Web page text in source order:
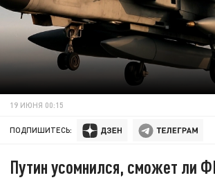
19 ИЮНЯ 00:15
ПОДПИШИТЕСЬ:
Путин усомнился, сможет ли